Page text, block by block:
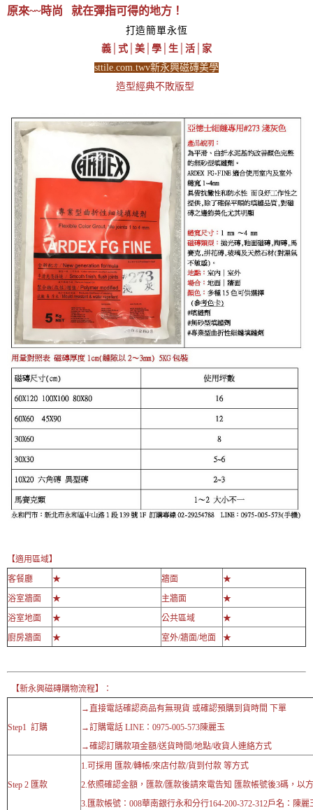
原來~~時尚 就在彈指可得的地方！
打造簡單永恆
義│式│美│學│生│活│家
sttile.com.twv新永興磁磚美學
造型經典不敗版型
【適用區域】
客餐廳
★ 牆面
★
浴室牆面
★ 主牆面
★
浴室地面
★ 公共區域
★
廚房牆面
★ 室外/牆面/地面 ★
【新永興磁磚購物流程】：
Step1 訂購
→直接電話確認商品有無現貨 或確認預購到貨時間 下單
→訂購電話 LINE：0975-005-573陳麗玉
→確認訂購款項金額/送貨時間/地點/收貨人連絡方式
Step 2 匯款
1.可採用 匯款/轉帳/來店付款/貨到付款 等方式
2.依照確認金額，匯款/匯款後請來電告知 匯款帳號後3碼，以
3.匯款帳號：008華南銀行永和分行164-200-372-312戶名：陳麗